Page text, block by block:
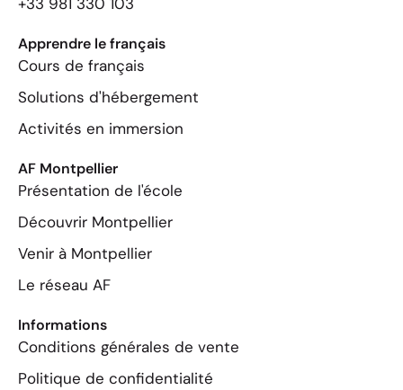
Apprendre le français
Cours de français
Solutions d'hébergement
Activités en immersion
AF Montpellier
Présentation de l'école
Découvrir Montpellier
Venir à Montpellier
Le réseau AF
Informations
Conditions générales de vente
Politique de confidentialité